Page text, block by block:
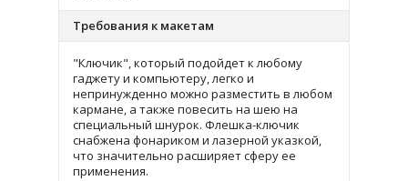
Требования к макетам
"Ключик", который подойдет к любому
гаджету и компьютеру, легко и
непринужденно можно разместить в любом
кармане, а также повесить на шею на
специальный шнурок. Флешка-ключик
снабжена фонариком и лазерной указкой,
что значительно расширяет сферу ее
применения.